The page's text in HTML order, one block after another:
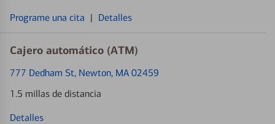
Programe una cita | Detalles
Cajero automático (ATM)
777 Dedham St, Newton, MA 02459
1.5 millas de distancia
Detalles